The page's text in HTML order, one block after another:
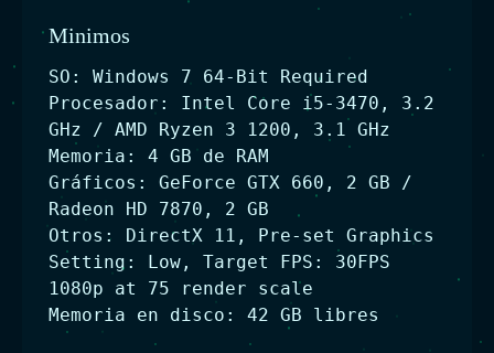
Minimos
SO: Windows 7 64-Bit Required
Procesador: Intel Core i5-3470, 3.2
GHz / AMD Ryzen 3 1200, 3.1 GHz
Memoria: 4 GB de RAM
Gráficos: GeForce GTX 660, 2 GB /
Radeon HD 7870, 2 GB
Otros: DirectX 11, Pre-set Graphics
Setting: Low, Target FPS: 30FPS
1080p at 75 render scale
Memoria en disco: 42 GB libres